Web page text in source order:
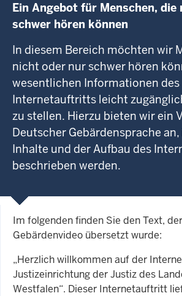
Ein Angebot für Menschen,
schwer hören können
In diesem Bereich möchten wir
nicht oder nur schwer hören
wesentlichen Informationen des
Internetauftritts leicht
zu stellen. Hierzu bieten wir ein
Deutscher Gebärdensprache
Inhalte und der Aufbau des
beschrieben werden.
Im folgenden finden Sie den Text,
Gebärdenvideo übersetzt wurde:
„Herzlich willkommen auf der
Justizeinrichtung der Justiz des
Westfalen“. Dieser Internetauftritt